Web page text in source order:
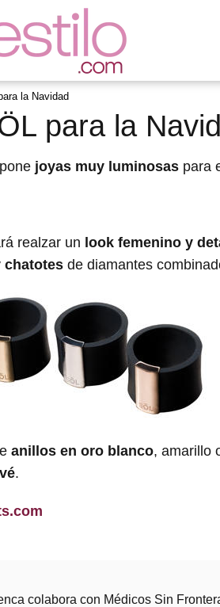
la Navidad
para la
joyas muy luminosas para
realzar un look femenino y
chatotes de diamantes
anillos en oro blanco, amarillo
.
colabora con Médicos Sin